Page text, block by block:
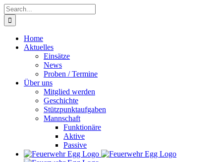
Skip
to
content
Search
for:
Home
Aktuelles
Einsätze
News
Proben / Termine
Über uns
Mitglied werden
Geschichte
Stützpunktaufgaben
Mannschaft
Funktionäre
Aktive
Passive